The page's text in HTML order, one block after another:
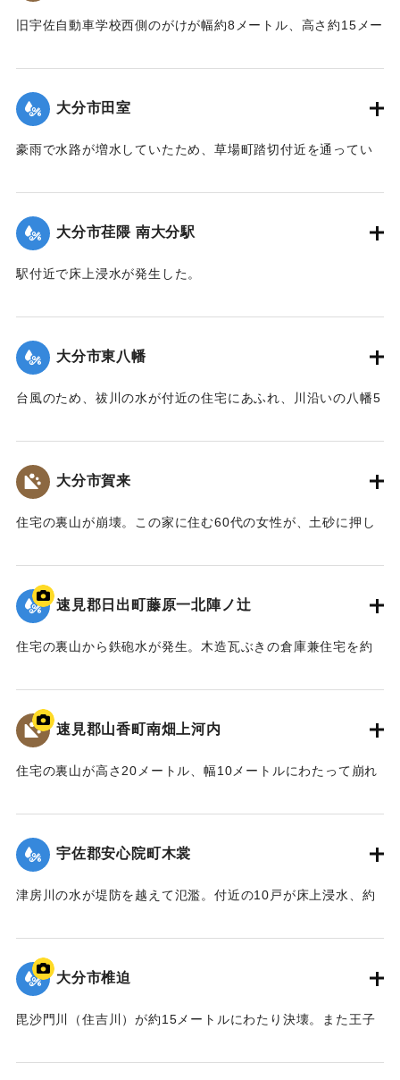
｜固有コード:00857017
旧宇佐自動車学校西側のがけが幅約8メートル、高さ約15メー
難しようと登っていた6人のうち60代の女性が土砂とともに崖
下に落ち、生き埋めになり、翌日の朝に遺体で発見された。6
人は近くの不動さまに泊まり込みでお参りをしようと向かっ
大分市田室
豪雨で水路が増水していたため、草場町踏切付近を通ってい
したところ、11日午前0時過ぎに田室公園近くの水路で遺体で
発見された。
【出典：大分合同新聞 1976年9月11日朝刊11面】
大分市荏隈 南大分駅
駅付近で床上浸水が発生した。
｜固有コード: 00857011
大分市東八幡
台風のため、祓川の水が付近の住宅にあふれ、川沿いの八幡5
｜固有コード:
大分市賀来
住宅の裏山が崩壊。この家に住む60代の女性が、土砂に押し
｜固有コード:
速見郡日出町藤原一北陣ノ辻
住宅の裏山から鉄砲水が発生。木造瓦ぶきの倉庫兼住宅を約
と40代の女性の夫婦がけがを負った。
【出典：大分合同新聞 1976年9月11日夕刊7面】
｜固有コード: 00857005
速見郡山香町南畑上河内
住宅の裏山が高さ20メートル、幅10メートルにわたって崩れ
り、2人は助け出したものの、この家に住む40代の男性、30
代の女性、中学1年生の男子生徒、小学2年生の男子生徒が死
亡した。集落は浸水などで通行不能になっていたため、救急
う。
【出典：大分合同新聞 1976年9月11日朝刊11面】
｜固有コード:00857006
宇佐郡安心院町木裳
津房川の水が堤防を越えて氾濫。付近の10戸が床上浸水、約
が、水はあふれ続け、町は約60世帯200人をバスで1キロ離れ
た老人福祉センターに避難させた。
【出典：大分合同新聞 1976年9月11日朝刊11面】
大分市椎迫
毘沙門川（住吉川）が約15メートルにわたり決壊。また王子